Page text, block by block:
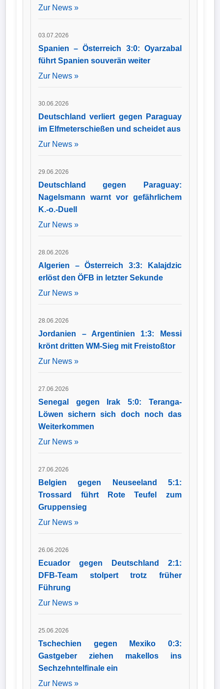
Zur News »
03.07.2026
Spanien – Österreich 3:0: Oyarzabal
führt Spanien souverän weiter
Zur News »
30.06.2026
Deutschland verliert gegen Paraguay
im Elfmeterschießen und scheidet aus
Zur News »
29.06.2026
Deutschland gegen Paraguay:
Nagelsmann warnt vor gefährlichem
K.-o.-Duell
Zur News »
28.06.2026
Algerien – Österreich 3:3: Kalajdzic
erlöst den ÖFB in letzter Sekunde
Zur News »
28.06.2026
Jordanien – Argentinien 1:3: Messi
krönt dritten WM-Sieg mit Freistoßtor
Zur News »
27.06.2026
Senegal gegen Irak 5:0: Teranga-
Löwen sichern sich doch noch das
Weiterkommen
Zur News »
27.06.2026
Belgien gegen Neuseeland 5:1:
Trossard führt Rote Teufel zum
Gruppensieg
Zur News »
26.06.2026
Ecuador gegen Deutschland 2:1:
DFB-Team stolpert trotz früher
Führung
Zur News »
25.06.2026
Tschechien gegen Mexiko 0:3:
Gastgeber ziehen makellos ins
Sechzehntelfinale ein
Zur News »